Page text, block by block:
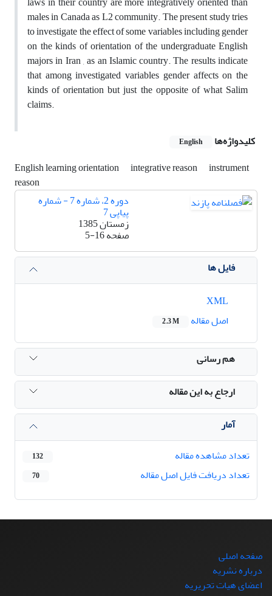
males in Canada as L2 community. The present study tries
to investigate the effect of some variables including gender
on the kinds of orientation of the undergraduate English
majors in Iran , as an Islamic country. The results indicate
that among investigated variables gender affects on the
kinds of orientation but just the opposite of what Salim
claims.
کلیدواژه‌ها
English
English learning orientation integrative reason
instrument
reason
دوره 2، شماره 7 - شماره
پیاپی 7
زمستان 1385
صفحه5-16
فایل ها
اصل مقاله
2.3 M
هم رسانی
ارجاع به این مقاله
آمار
تعداد مشاهده مقاله
132
تعداد دریافت فایل اصل مقاله 70
صفحه اصلی
درباره نشریه
اعضای هیات تحریریه